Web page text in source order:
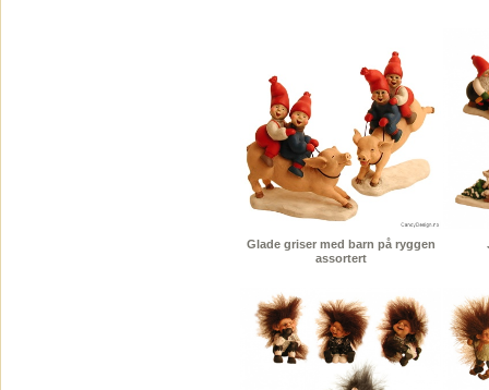
Glade griser med barn på ryggen
assortert